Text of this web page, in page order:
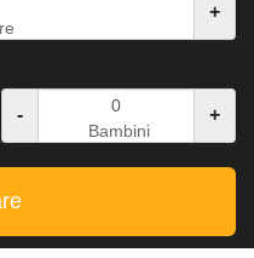
+
-
Bambini
+